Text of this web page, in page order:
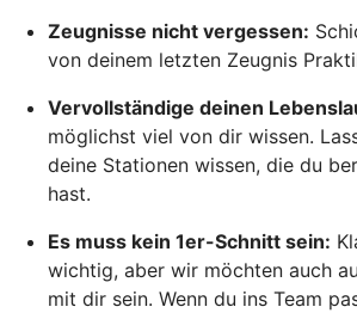
Zeugnisse nicht vergessen:
von deinem letzten Zeugnis
Vervollständige deinen
möglichst viel von dir wissen.
deine Stationen wissen, die du
hast.
Es muss kein 1er-Schnitt sein:
wichtig, aber wir möchten auch
mit dir sein. Wenn du ins Team